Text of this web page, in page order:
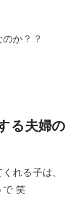
か？？
る夫婦の
れる子は、
で 笑